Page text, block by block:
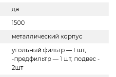
да
1500
металлический корпус
угольный фильтр — 1 шт,
-предфильтр — 1 шт, подвес -
2шт